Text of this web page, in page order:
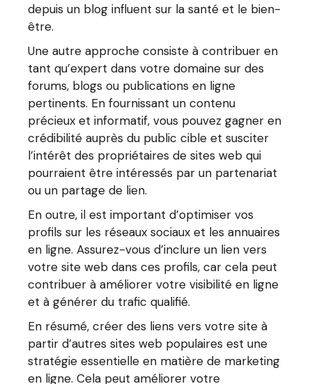
depuis un blog influent sur la santé et le bien-
être.
Une autre approche consiste à contribuer en
tant qu’expert dans votre domaine sur des
forums, blogs ou publications en ligne
pertinents. En fournissant un contenu
précieux et informatif, vous pouvez gagner en
crédibilité auprès du public cible et susciter
l’intérêt des propriétaires de sites web qui
pourraient être intéressés par un partenariat
ou un partage de lien.
En outre, il est important d’optimiser vos
profils sur les réseaux sociaux et les annuaires
en ligne. Assurez-vous d’inclure un lien vers
votre site web dans ces profils, car cela peut
contribuer à améliorer votre visibilité en ligne
et à générer du trafic qualifié.
En résumé, créer des liens vers votre site à
partir d’autres sites web populaires est une
stratégie essentielle en matière de marketing
en ligne. Cela peut améliorer votre